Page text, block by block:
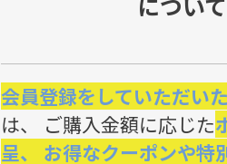
会員登録をしていただい
は、 ご購入金額に応じた
呈、 お得なクーポンや特